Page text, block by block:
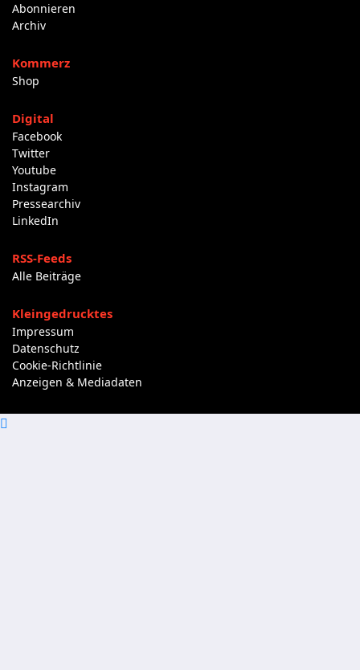
Abonnieren
Archiv
Kommerz
Shop
Digital
Facebook
Twitter
Youtube
Instagram
Pressearchiv
LinkedIn
RSS-Feeds
Alle Beiträge
Kleingedrucktes
Impressum
Datenschutz
Cookie-Richtlinie
Anzeigen & Mediadaten